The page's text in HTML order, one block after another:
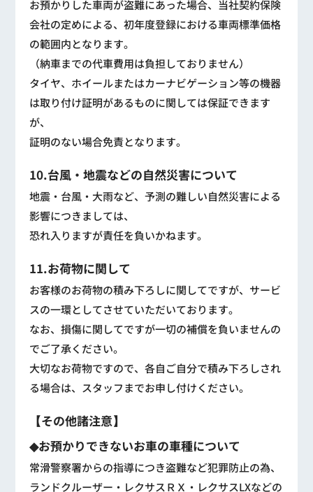
お預かりした車両が盗難にあった場合、当社契約保険
会社の定めによる、初年度登録における車両標準価格
の範囲内となります。
（納車までの代車費用は負担しておりません）
タイヤ、ホイールまたはカーナビゲーション等の機器
は取り付け証明があるものに関しては保証できます
が、
証明のない場合免責となります。
10.台風・地震などの自然災害について
地震・台風・大雨など、予測の難しい自然災害による
影響につきましては、
恐れ入りますが責任を負いかねます。
11.お荷物に関して
お客様のお荷物の積み下ろしに関してですが、サービ
スの一環としてさせていただいております。
なお、損傷に関してですが一切の補償を負いませんの
でご了承ください。
大切なお荷物ですので、各自ご自分で積み下ろしされ
る場合は、スタッフまでお申し付けください。
【その他諸注意】
◆お預かりできないお車の車種について
常滑警察署からの指導につき盗難など犯罪防止の為、
ランドクルーザー・レクサスＲＸ・レクサスLXなどの